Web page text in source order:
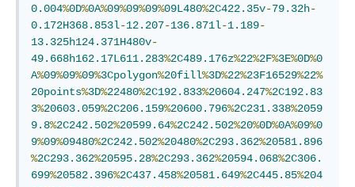
0.004%0D%0A%09%09%09%09L480%2C422.35v-79.32h-
0.172H368.853l-12.207-136.871l-1.189-
13.325h124.371H480v-
49.668h162.17L611.283%2C489.176z%22%2F%3E%0D%0
A%09%09%09%3Cpolygon%20fill%3D%22%23F16529%22%
20points%3D%22480%2C192.833%20604.247%2C192.83
3%20603.059%2C206.159%20600.796%2C231.338%2059
9.8%2C242.502%20599.64%2C242.502%20%0D%0A%09%0
9%09%09480%2C242.502%20480%2C293.362%20581.896
%2C293.362%20595.28%2C293.362%20594.068%2C306.
699%20582.396%2C437.458%20581.649%2C445.85%204